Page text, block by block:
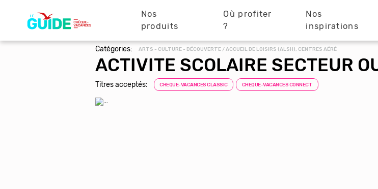
principale
Nos
produits
Où profiter
?
Nos
inspirations
Catégories: ARTS - CULTURE - DÉCOUVERTE / ACCUEIL DE LOISIRS (ALSH), CENTRES AÉRÉ
ACTIVITE SCOLAIRE SECTEUR
Titres acceptés: CHEQUE-VACANCES CLASSIC CHEQUE-VACANCES CONNECT